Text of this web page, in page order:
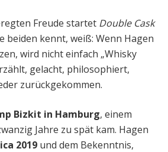
Freude startet Double Cask
beiden kennt, weiß: Wenn Hagen
wird nicht einfach „Whisky
gelacht, philosophiert,
zurückgekommen.
Bizkit in Hamburg, einem
Jahre zu spät kam. Hagen
2019 und dem Bekenntnis,